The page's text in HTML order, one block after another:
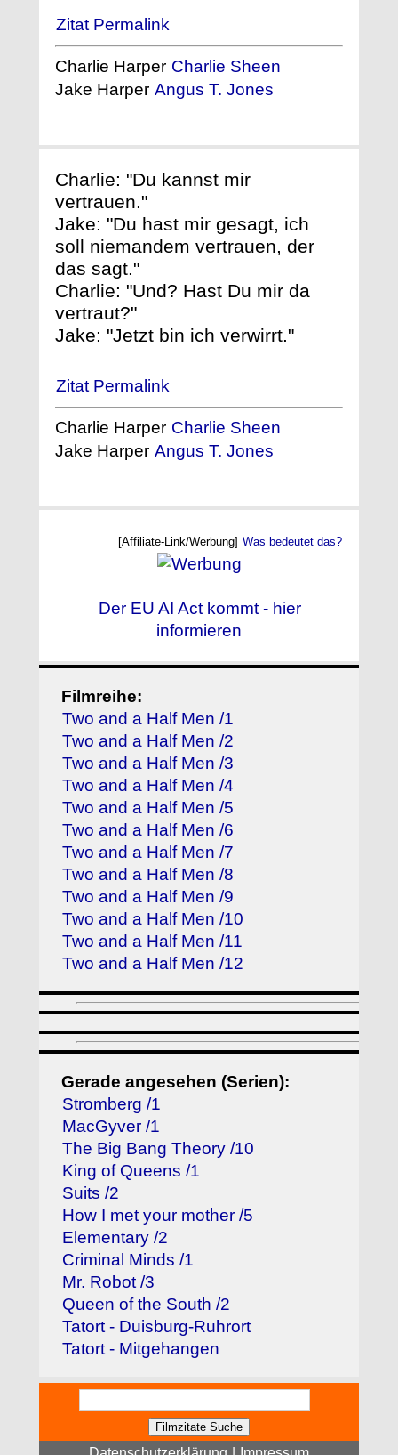
Zitat Permalink
Charlie Harper Charlie Sheen
Jake Harper Angus T. Jones
Charlie: "Du kannst mir
vertrauen."
Jake: "Du hast mir gesagt, ich
soll niemandem vertrauen, der
das sagt."
Charlie: "Und? Hast Du mir da
vertraut?"
Jake: "Jetzt bin ich verwirrt."
Zitat Permalink
Charlie Harper Charlie Sheen
Jake Harper Angus T. Jones
[Affiliate-Link/Werbung] Was bedeutet das?
Der EU AI Act kommt - hier
informieren
Filmreihe:
Two and a Half Men /1
Two and a Half Men /2
Two and a Half Men /3
Two and a Half Men /4
Two and a Half Men /5
Two and a Half Men /6
Two and a Half Men /7
Two and a Half Men /8
Two and a Half Men /9
Two and a Half Men /10
Two and a Half Men /11
Two and a Half Men /12
Gerade angesehen (Serien):
Stromberg /1
MacGyver /1
The Big Bang Theory /10
King of Queens /1
Suits /2
How I met your mother /5
Elementary /2
Criminal Minds /1
Mr. Robot /3
Queen of the South /2
Tatort - Duisburg-Ruhrort
Tatort - Mitgehangen